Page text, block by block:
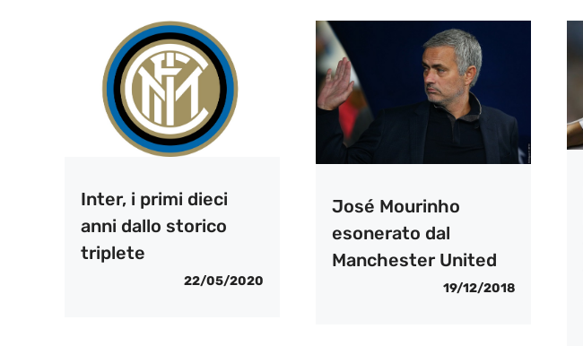
Inter, i primi dieci
anni dallo storico
triplete
22/05/2020
José Mourinho
esonerato dal
Manchester United
19/12/2018